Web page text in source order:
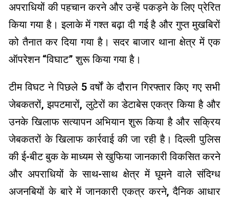
अपराधियों की पहचान करने और उन्हें पकड़ने के लिए प्रेरित
किया गया है। इलाके में गश्त बढ़ा दी गई है और गुप्त मुखबिरों
को तैनात कर दिया गया है। सदर बाजार थाना क्षेत्र में एक
ऑपरेशन “विघाट” शुरू किया गया है।
टीम विघट ने पिछले 5 वर्षों के दौरान गिरफ्तार किए गए सभी
जेबकतरों, झपटमारों, लुटेरों का डेटाबेस एकत्र किया है और
उनके खिलाफ सत्यापन अभियान शुरू किया है और सक्रिय
जेबकतरों के खिलाफ कार्रवाई की जा रही है। दिल्ली पुलिस
की ई-बीट बुक के माध्यम से खुफिया जानकारी विकसित करने
और अपराधियों के साथ-साथ क्षेत्र में घूमने वाले संदिग्ध
अजनबियों के बारे में जानकारी एकत्र करने, दैनिक आधार